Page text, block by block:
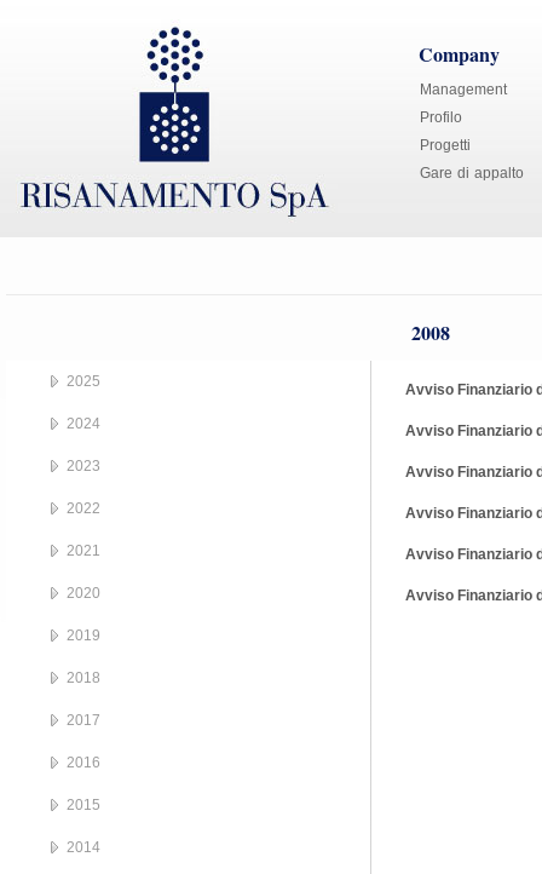
Company
Management
Profilo
Progetti
Gare di appalto
2008
Avviso Finanziario
Avviso Finanziario
Avviso Finanziario
Avviso Finanziario
Avviso Finanziario
Avviso Finanziario
2025
2024
2023
2022
2021
2020
2019
2018
2017
2016
2015
2014